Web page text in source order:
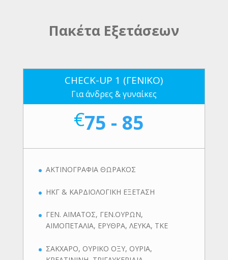
Πακέτα Εξετάσεων
CHECK-UP 1 (ΓΕΝΙΚΟ)
Για άνδρες & γυναίκες
€75 - 85
ΑΚΤΙΝΟΓΡΑΦΙΑ ΘΩΡΑΚΟΣ
ΗΚΓ & ΚΑΡΔΙΟΛΟΓΙΚΗ ΕΞΕΤΑΣΗ
ΓΕΝ. ΑΙΜΑΤΟΣ, ΓΕΝ.ΟΥΡΩΝ,
ΑΙΜΟΠΕΤΑΛΙΑ, ΕΡΥΘΡΑ, ΛΕΥΚΑ, ΤΚΕ
ΣΑΚΧΑΡΟ, ΟΥΡΙΚΟ ΟΞΥ, ΟΥΡΙΑ,